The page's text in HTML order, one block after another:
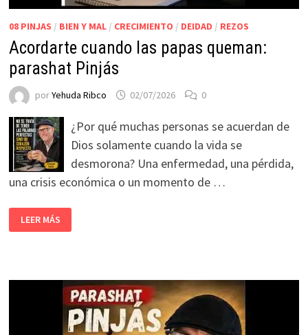
08 PINJAS / BIEN Y MAL/ CRECIMIENTO / DEIDAD / REZOS
Acordarte cuando las papas queman:
parashat Pinjás
porYehuda Ribco 02/07/2026 0
¿Por qué muchas personas se acuerdan de
Dios solamente cuando la vida se
desmorona? Una enfermedad, una pérdida,
una crisis económica o un momento de …
LEER MÁS